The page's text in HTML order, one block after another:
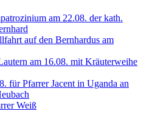
am 22.08. der kath.
auf den Bernhardus am
am 16.08. mit Kräuterweihe
für Pfarrer Jacent in Uganda an
Weiß